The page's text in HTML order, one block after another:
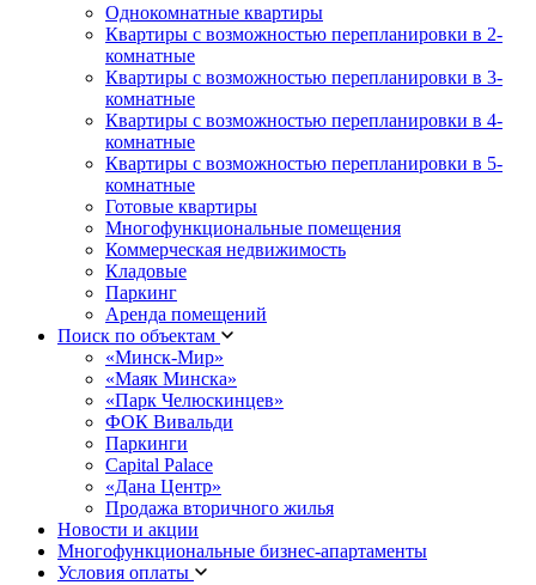
Однокомнатные квартиры
Квартиры с возможностью перепланировки в 2-
комнатные
Квартиры с возможностью перепланировки в 3-
комнатные
Квартиры с возможностью перепланировки в 4-
комнатные
Квартиры с возможностью перепланировки в 5-
комнатные
Готовые квартиры
Многофункциональные помещения
Коммерческая недвижимость
Кладовые
Паркинг
Аренда помещений
Поиск по объектам
«Минск-Мир»
«Маяк Минска»
«Парк Челюскинцев»
ФОК Вивальди
Паркинги
Capital Palace
«Дана Центр»
Продажа вторичного жилья
Новости и акции
Многофункциональные бизнес-апартаменты
Условия оплаты